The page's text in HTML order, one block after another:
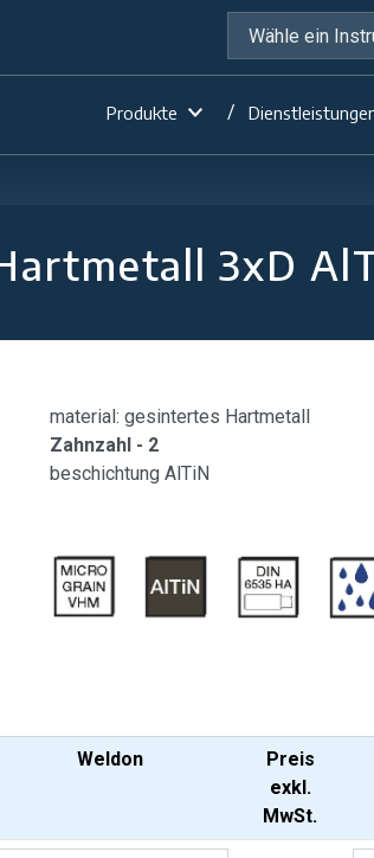
Produkte
3xD
material: gesintertes Hartmetall
Zahnzahl - 2
beschichtung AlTiN
Weldon
Preis
exkl.
MwSt.